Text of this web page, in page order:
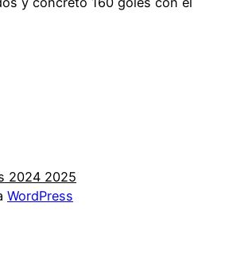
2024 2025
WordPress